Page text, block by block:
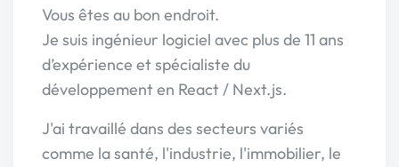
Vous êtes au bon endroit.
Je suis ingénieur logiciel avec plus de 11 ans
d’expérience et spécialiste du
développement en React / Next.js.
J'ai travaillé dans des secteurs variés
comme la santé, l'industrie, l'immobilier, le